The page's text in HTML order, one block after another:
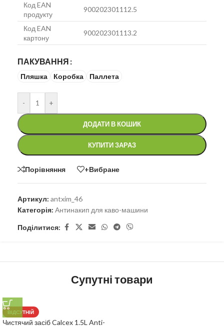
Код EAN
продукту
900202301112.5
Код EAN
картону
900202301113.2
ПАКУВАННЯ
Пляшка Коробка Паллета
- +
ДОДАТИ В КОШИК
КУПИТИ ЗАРАЗ
Порівняння +Вибране
Артикул: antxim_46
Категорія: Антинакип для каво-машини
Поділитися:
Супутні товари
ВІДСУТНІЙ
Чистячий засіб Calcex 1.5L Anti-